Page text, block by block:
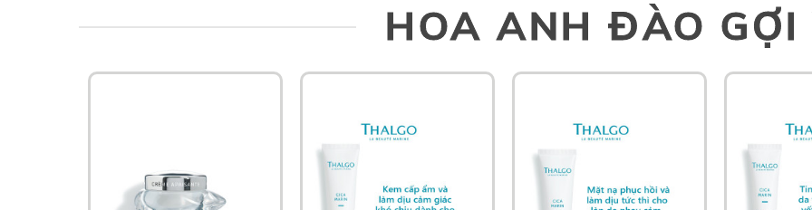
HOA ANH ĐÀO GỢI